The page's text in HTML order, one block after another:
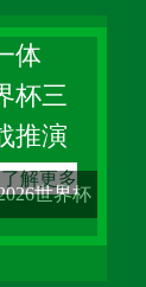
的情绪涌
我以体育
了六届世
这一次，
体
杯三
推演
世界杯
方案 当
了解更多